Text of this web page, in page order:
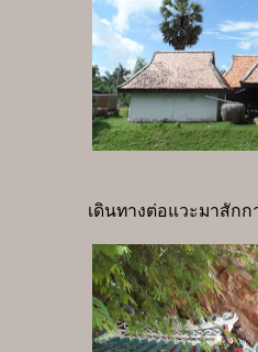
เดินทางต่อแวะมาสักก